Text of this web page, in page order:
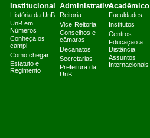
Institucional
História da UnB
UnB em
Números
Conheça os
campi
Como chegar
Estatuto e
Regimento
Administrativo
Reitoria
Vice-Reitoria
Conselhos e
câmaras
Decanatos
Secretarias
Prefeitura da
UnB
Acadêmico
Faculdades
Institutos
Centros
Educação a
Distância
Assuntos
Internacionais